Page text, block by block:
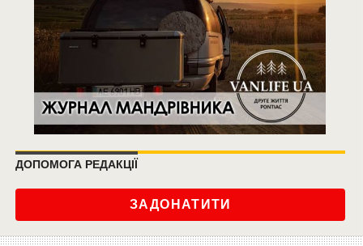
ДОПОМОГА РЕДАКЦІЇ
ЗАДОНАТИТИ